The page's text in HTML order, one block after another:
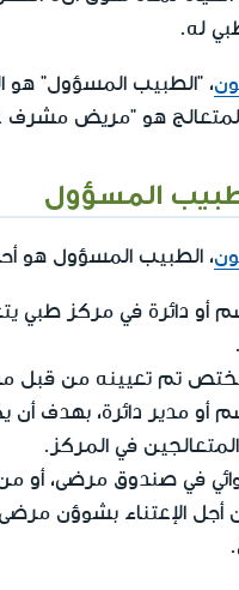
له.
، "الطبيب المسؤول" هو
المتعالج هو "مريض مشرف
المسؤول
، الطبيب المسؤول هو
أو دائرة في مركز طبي
تم تعيينه من قبل
أو مدير دائرة، بهدف
في المركز.
في صندوق مرضى، أو
أجل الإعتناء بشوؤن